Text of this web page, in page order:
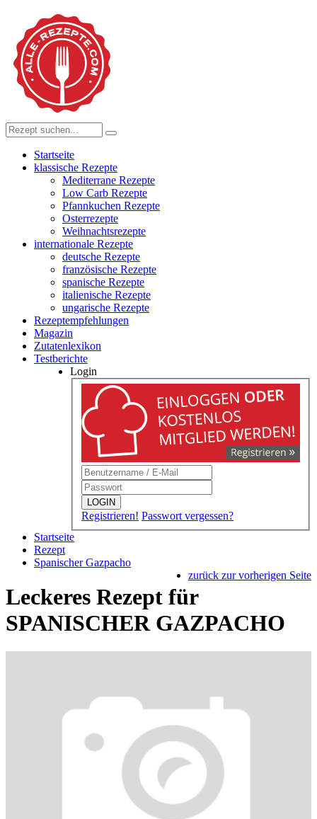
Startseite
klassische Rezepte
Mediterrane Rezepte
Low Carb Rezepte
Pfannkuchen Rezepte
Osterrezepte
Weihnachtsrezepte
internationale Rezepte
deutsche Rezepte
französische Rezepte
spanische Rezepte
italienische Rezepte
ungarische Rezepte
Rezeptempfehlungen
Magazin
Zutatenlexikon
Testberichte
Login
LOGIN
Registrieren! Passwort vergessen?
Startseite
Rezept
Spanischer Gazpacho
zurück zur vorherigen Seite
Leckeres Rezept für
SPANISCHER GAZPACHO